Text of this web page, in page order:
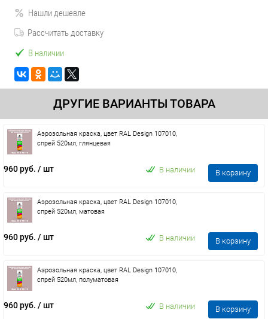
Нашли дешевле
Рассчитать доставку
В наличии
ДРУГИЕ ВАРИАНТЫ ТОВАРА
Аэрозольная краска, цвет RAL Design 107010,
спрей 520мл, глянцевая
960 руб. / шт В наличии В корзину
Аэрозольная краска, цвет RAL Design 107010,
спрей 520мл, матовая
960 руб. / шт В наличии В корзину
Аэрозольная краска, цвет RAL Design 107010,
спрей 520мл, полуматовая
960 руб. / шт В наличии В корзину